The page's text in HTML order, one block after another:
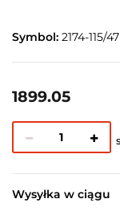
Symbol: 2174-115/47
1899.05
Wysyłka w ciągu